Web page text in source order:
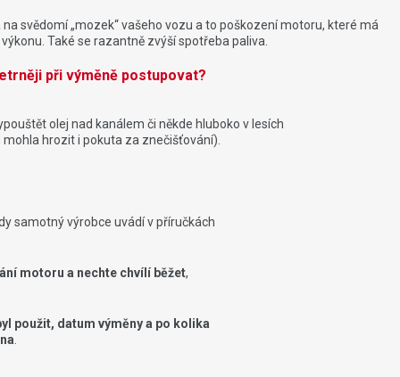
svědomí „mozek“ vašeho vozu a to poškození motoru, které má
Také se razantně zvýší spotřeba paliva.
při výměně postupovat?
olej nad kanálem či někde hluboko v lesích
hrozit i pokuta za znečišťování).
samotný výrobce uvádí v příručkách
motoru a nechte chvílí běžet,
použit, datum výměny a po kolika